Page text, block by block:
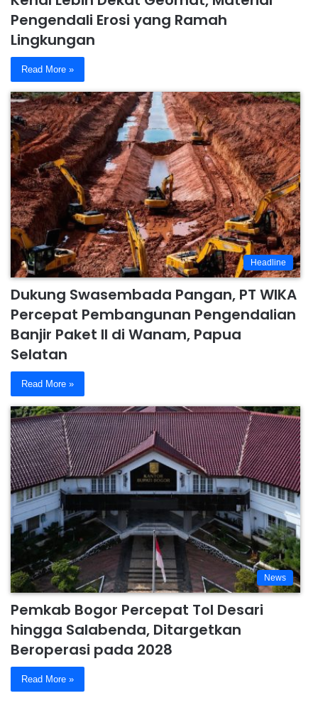
Pengendali Erosi yang Ramah
Lingkungan
Read More »
Headline
Dukung Swasembada Pangan, PT WIKA
Percepat Pembangunan Pengendalian
Banjir Paket II di Wanam, Papua
Selatan
Read More »
News
Pemkab Bogor Percepat Tol Desari
hingga Salabenda, Ditargetkan
Beroperasi pada 2028
Read More »